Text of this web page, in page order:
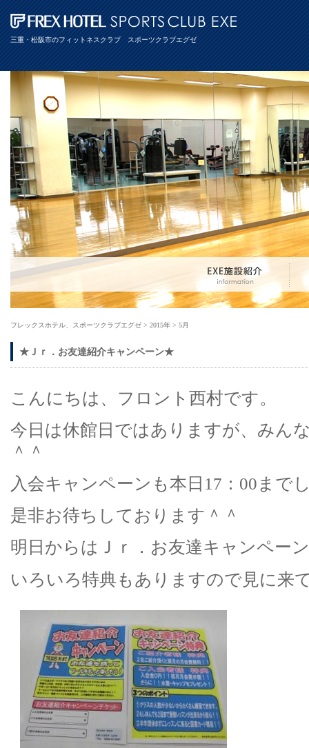
三重・松阪市のフィットネスクラブ スポーツクラブエグゼ
フレックスホテル、スポーツクラブエグゼ > 2015年 > 5月
★Ｊｒ．お友達紹介キャンペーン★
こんにちは、フロント西村です。
今日は休館日ではありますが、みん
＾＾
入会キャンペーンも本日17：00まで
是非お待ちしております＾＾
明日からはＪｒ．お友達キャンペー
いろいろ特典もありますので見に来